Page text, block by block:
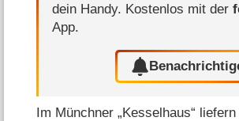
dein Handy. Kostenlos mit der
App.
Im Münchner „Kesselhaus“